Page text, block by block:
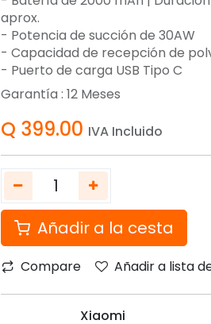
aprox.
- Potencia de succión de 30AW
- Capacidad de recepción de
- Puerto de carga USB Tipo C
Garantía : 12Meses
Q 399.00 IVA Incluido
Añadir a la cesta
Compare Añadir a lista
Xiaomi